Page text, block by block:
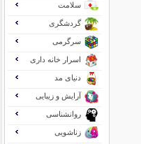
سلامت
گردشگری
سرگرمی
اسرار خانه داری
دنیای مد
آرایش و زیبایی
روانشناسی
زناشویی